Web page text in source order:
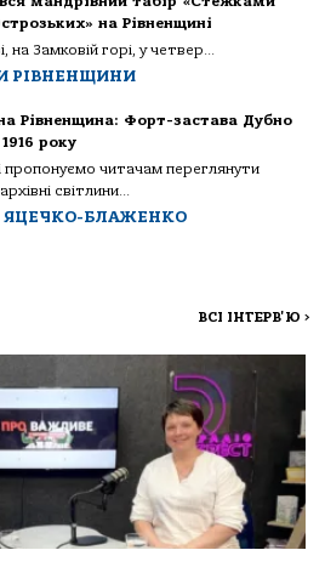
на Рівненщині
на Замковій горі, у четвер...
РІВНЕНЩИНИ
Рівненщина: Форт-застава Дубно
року
пропонуємо читачам переглянути
світлини...
ЯЦЕЧКО-БЛАЖЕНКО
ВСІ ІНТЕРВ'Ю >